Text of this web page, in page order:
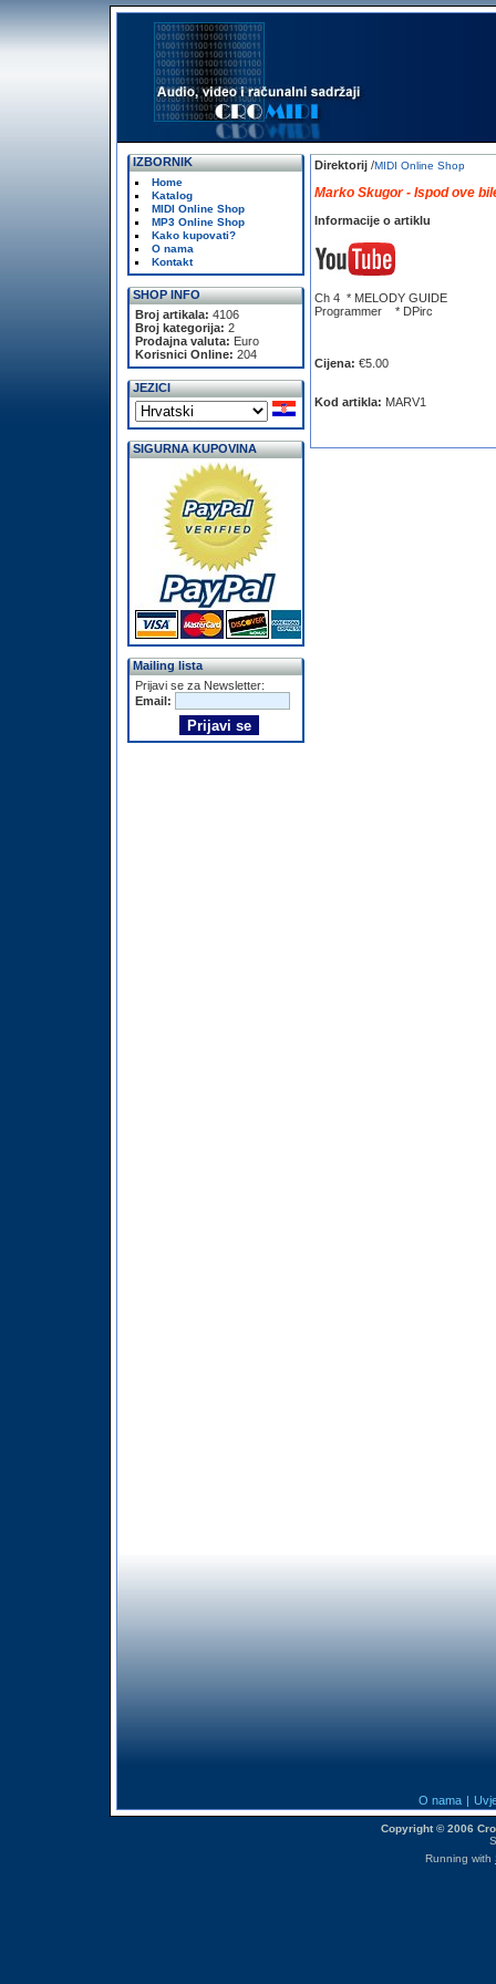
IZBORNIK
Home
Katalog
MIDI Online Shop
MP3 Online Shop
Kako kupovati?
O nama
Kontakt
SHOP INFO
Broj artikala: 4106
Broj kategorija: 2
Prodajna valuta: Euro
Korisnici Online: 204
JEZICI
SIGURNA KUPOVINA
Mailing lista
Prijavi se za Newsletter:
Email:
Direktorij /MIDI Online Shop
Marko Skugor - Ispod ove
Informacije o artiklu
Ch 4 * MELODY GUIDE
Programmer * DPirc
Cijena: €5.00
Kod artikla: MARV1
O nama |
Copyright © 2006
Running with